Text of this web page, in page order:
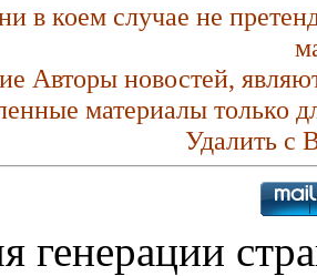
в коем случае не
Авторы новостей,
материалы только
Удалить с
генерации